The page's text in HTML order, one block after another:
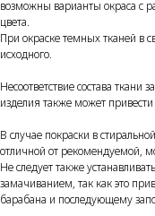
возможны варианты окраса с
цвета.
При окраске темных тканей в
исходного.
Несоответствие состава
изделия также может
В случае покраски в
отличной от рекомендуемой,
Не следует также
замачиванием, так как это
барабана и последующему